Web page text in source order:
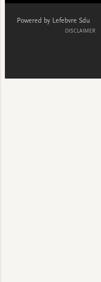
Powered by Lefebvre Sdu
DISCLAIMER